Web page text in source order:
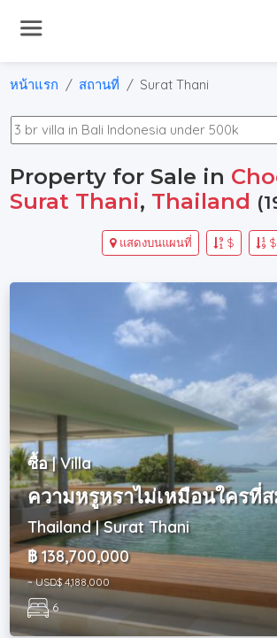
หน้าแรก สถานที่ Surat Thani
Property for Sale in
Surat Thani, Thailand
$
$
แสดงบนแผนที่
ซื้อ | Villa
ความหรูหราไม่เหมือนใครที่
Thailand | Surat Thani
฿ 138,700,000
~ USD$ 4,188,000
6